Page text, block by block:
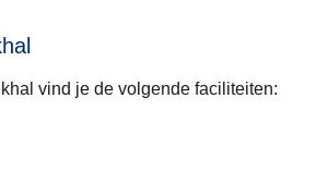
vind je de volgende faciliteiten: